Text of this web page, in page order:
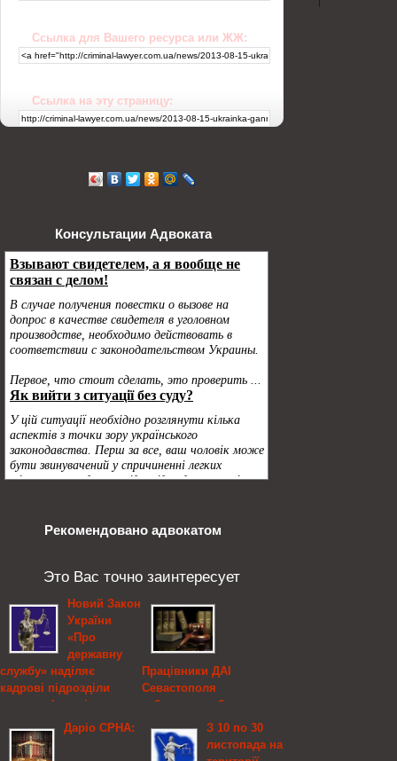
Ссылка для Вашего ресурса или ЖЖ:
Ссылка на эту страницу:
Консультации Адвоката
Рекомендовано адвокатом
Это Вас точно заинтересует
Новий Закон
України
«Про
державну
службу» наділяє
кадрові підрозділи
новими функціями
10 вересня в
приміщенні Національного
Даріо СРНА:
Працівники ДАІ
Севастополя
забезпечили безпеку
руху на трасі, де стався
обвал
З 10 по 30
листопада на